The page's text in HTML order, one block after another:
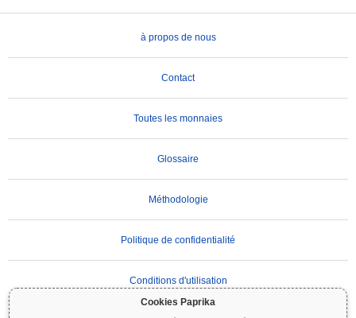
Cookies Paprika
à propos de nous
Contact
Toutes les monnaies
Glossaire
Méthodologie
Politique de confidentialité
Conditions d'utilisation